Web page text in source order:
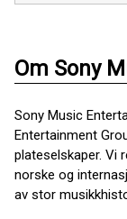
Om Sony
Sony Music
Entertainment
plateselskaper. Vi
norske og
av stor